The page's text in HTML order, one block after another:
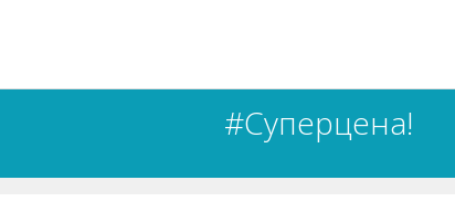
#Суперцена!